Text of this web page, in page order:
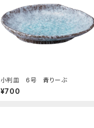
小判皿 6号 青りーぶ
¥700